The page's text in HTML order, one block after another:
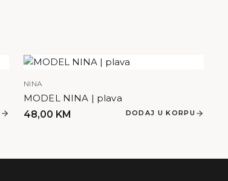
NINA
MODEL NINA | plava
48,00 KM DODAJ U KORPU